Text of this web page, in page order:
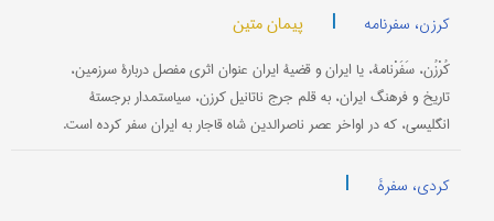
کرزن، سفرنامه | پیمان متین
کُرْزُن، سَفَرْنامۀ، یا ایران و قضیۀ ایران عنوان اثری مفصل دربارۀ سرزمین،
تاریخ و فرهنگ ایران، به قلم جرج ناتانیل کرزن، سیاستمدار برجستۀ
انگلیسی، که در اواخر عصر ناصرالدین شاه قاجار به ایران سفر کرده است.
کردی، سفرۀ |